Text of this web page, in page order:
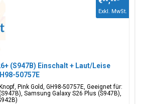
(S947B) Einschalt + Laut/Leise
50757E
Pink Gold, GH98-50757E, Geeignet für:
Samsung Galaxy S26 Plus (S947B),
Exkl. MwSt.